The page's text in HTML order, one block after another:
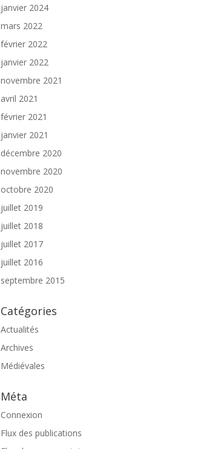
janvier 2024
mars 2022
février 2022
janvier 2022
novembre 2021
avril 2021
février 2021
janvier 2021
décembre 2020
novembre 2020
octobre 2020
juillet 2019
juillet 2018
juillet 2017
juillet 2016
septembre 2015
Catégories
Actualités
Archives
Médiévales
Méta
Connexion
Flux des publications